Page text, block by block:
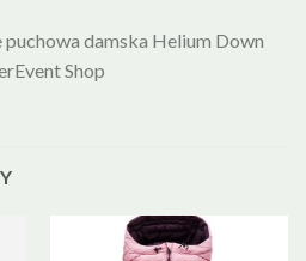
damska Helium Down
Shop